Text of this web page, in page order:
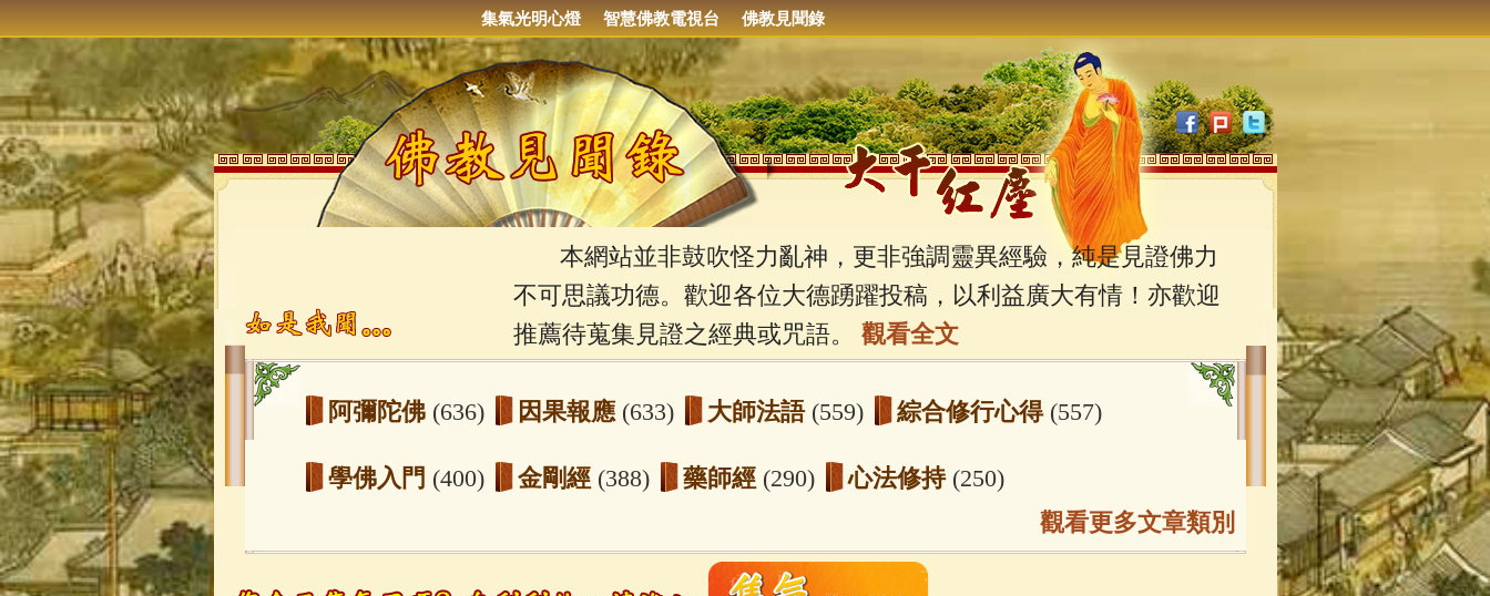
集氣光明心燈 智慧佛教電視台 佛教見聞錄
本網站並非鼓吹怪力亂神，更非強調靈異經驗，純是見證佛力
不可思議功德。歡迎各位大德踴躍投稿，以利益廣大有情！亦歡迎
推薦待蒐集見證之經典或咒語。 觀看全文
阿彌陀佛 (636) 因果報應 (633) 大師法語 (559) 綜合修行心得 (557)
學佛入門 (400) 金剛經 (388) 藥師經 (290) 心法修持 (250)
玉曆寶鈔(236) 地藏經(225) 臨終助念(190) 文殊菩薩(165)
觀看更多文章類別